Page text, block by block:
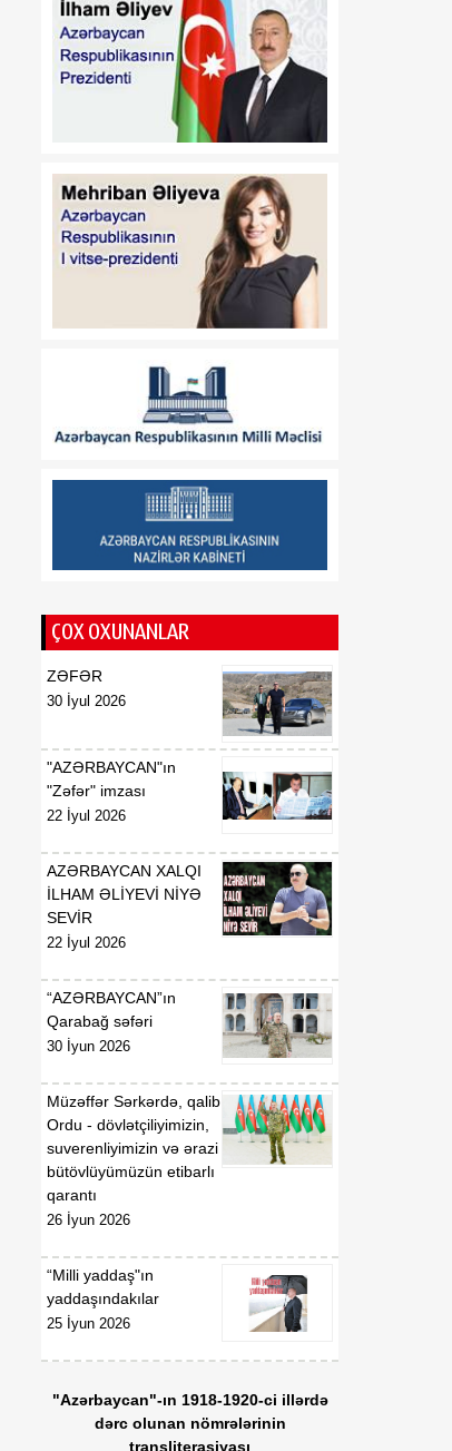
"Türkiyə Azərbaycandakı
enerji layihələrində iştirak
etməkdə maraqlıdır"
06 Avqust
Azərbaycan önə keçir
06 Avqust
ÇOX OXUNANLAR
ZƏFƏR
30 İyul 2026
"AZƏRBAYCAN"ın
"Zəfər" imzası
22 İyul 2026
AZƏRBAYCAN XALQI
İLHAM ƏLİYEVİ NİYƏ
SEVİR
22 İyul 2026
“AZƏRBAYCAN”ın
Qarabağ səfəri
30 İyun 2026
Müzəffər Sərkərdə, qalib
Ordu - dövlətçiliyimizin,
suverenliyimizin və ərazi
bütövlüyümüzün etibarlı
qarantı
26 İyun 2026
“Milli yaddaş"ın
yaddaşındakılar
25 İyun 2026
"Azərbaycan"-ın 1918-1920-ci illərdə
dərc olunan nömrələrinin
transliterasiyası